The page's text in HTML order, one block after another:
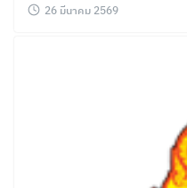
26 มีนาคม 2569